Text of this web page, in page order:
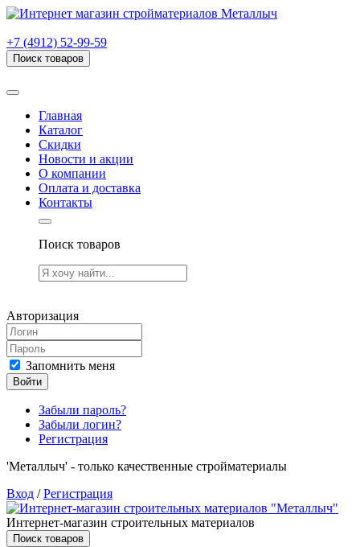
+7 (4912) 52-99-59
Поиск товаров
Главная
Каталог
Скидки
Новости и акции
О компании
Оплата и доставка
Контакты
Поиск товаров
Авторизация
Запомнить меня
Войти
Забыли пароль?
Забыли логин?
Регистрация
'Металлыч' - только качественные стройматериалы
Вход /Регистрация
Интернет-магазин строительных материалов
Поиск товаров